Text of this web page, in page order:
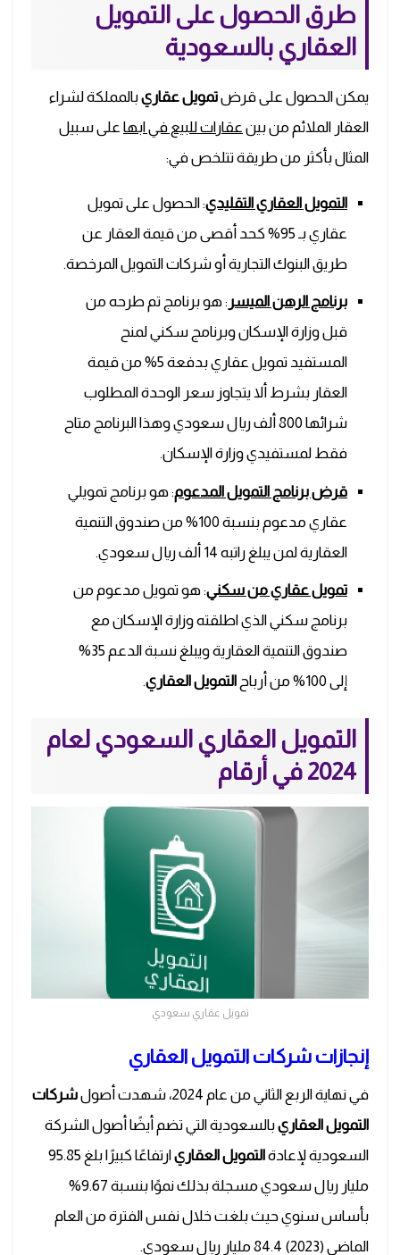
طرق الحصول على التمويل
العقاري بالسعودية
يمكن الحصول على قرضتمويل عقاريبالمملكة لشراء
العقار الملائم من بين عقارات للبيع في ابها على سبيل
المثال بأكثر من طريقة تتلخص في:
التمويل العقاري التقليدي: الحصول على تمويل
عقاري بـ 95% كحد أقصى من قيمة العقار عن
طريق البنوك التجارية أو شركات التمويل المرخصة.
برنامج الرهن الميسر : هو برنامج تم طرحه من
قبل وزارة الإسكان وبرنامج سكني لمنح
المستفيد تمويل عقاري بدفعة 5% من قيمة
العقار بشرط ألا يتجاوز سعر الوحدة المطلوب
شرائها 800 ألف ريال سعودي وهذا البرنامج متاح
فقط لمستفيدي وزارة الإسكان.
قرض برنامج التمويل المدعوم: هو برنامج تمويلي
عقاري مدعوم بنسبة 100% من صندوق التنمية
العقارية لمن يبلغ راتبه 14 ألف ريال سعودي.
تمويل عقاري من سكني: هو تمويل مدعوم من
برنامج سكني الذي اطلقته وزارة الإسكان مع
صندوق التنمية العقارية ويبلغ نسبة الدعم 35%
إلى 100% من أرباح
التمويل العقاري.
التمويل العقاري السعودي لعام
2024 في أرقام
تمويل عقاري سعودي
إنجازات شركات التمويل العقاري
في نهاية الربع الثاني من عام 2024، شهدت أصول
شركات
التمويل العقاريبالسعودية التي تضم أيضًا أصول الشركة
السعودية لإعادةالتمويل العقاري
ارتفاعًا كبيرًا بلغ 95.85
مليار ريال سعودي مسجلة بذلك نموًا بنسبة 9.67%
بأساس سنوي حيث بلغت خلال نفس الفترة من العام
الماضي (2023) 84.4 مليار ريال سعودي.